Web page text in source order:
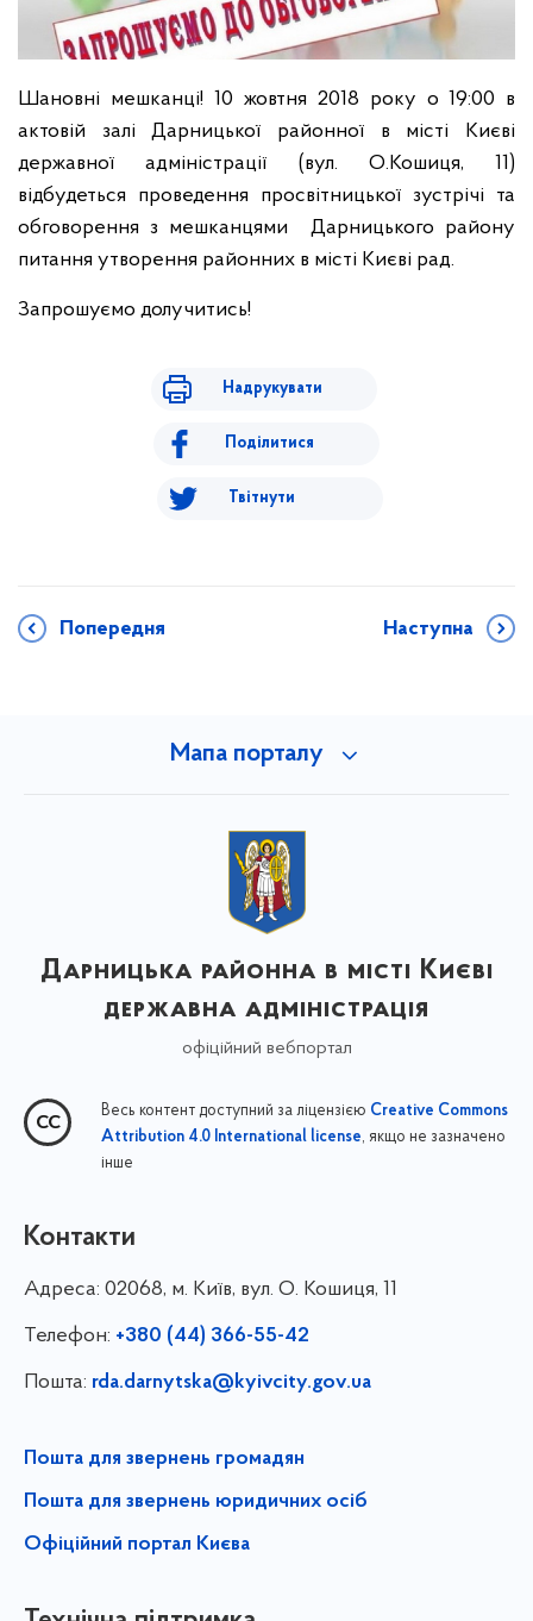
Шановні мешканці! 10 жовтня 2018 року о 19:00 в
актовій залі Дарницької районної в місті Києві
державної адміністрації (вул. О.Кошиця, 11)
відбудеться проведення просвітницької зустрічі та
обговорення з мешканцями Дарницького району
питання утворення районних в місті Києві рад.
Запрошуємо долучитись!
Надрукувати
Поділитися
Твітнути
Попередня Наступна
Мапа порталу
Дарницька районна в місті Києві
державна адміністрація
офіційний вебпортал
Весь контент доступний за ліцензією Creative Commons
Attribution 4.0 International license, якщо не зазначено
інше
Контакти
Адреса: 02068, м. Київ, вул. О. Кошиця, 11
Телефон: +380 (44) 366-55-42
Пошта: rda.darnytska@kyivcity.gov.ua
Пошта для звернень громадян
Пошта для звернень юридичних осіб
Офіційний портал Києва